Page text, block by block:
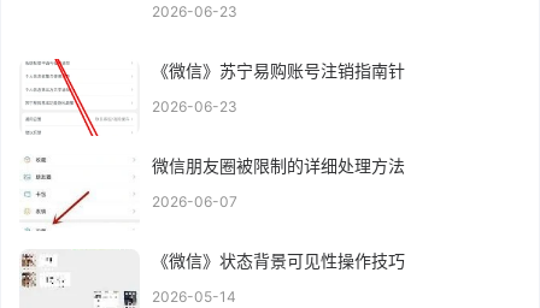
2026-06-23
《微信》苏宁易购账号注销指南针
2026-06-23
微信朋友圈被限制的详细处理方法
2026-06-07
《微信》状态背景可见性操作技巧
2026-05-14